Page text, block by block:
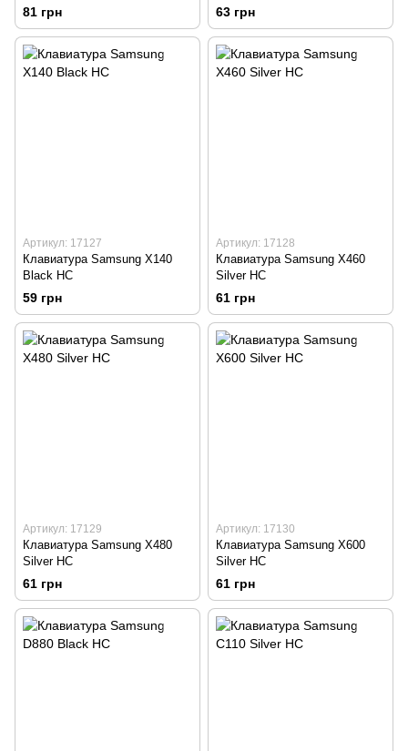
81 грн 63 грн
Артикул: 17127
Клавиатура Samsung X140
Black HC
59 грн
Артикул: 17128
Клавиатура Samsung X460
Silver HC
61 грн
Артикул: 17129
Клавиатура Samsung X480
Silver HC
61 грн
Артикул: 17130
Клавиатура Samsung X600
Silver HC
61 грн